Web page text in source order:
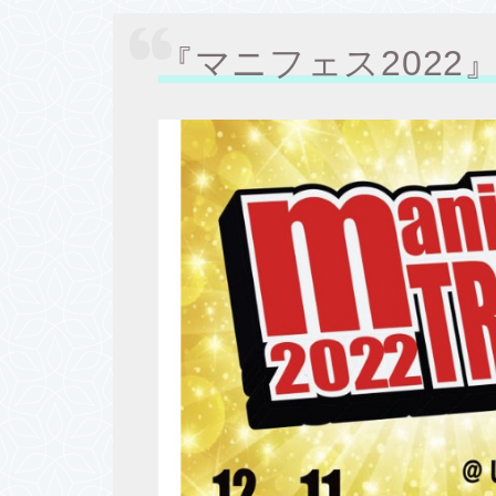
『マニフェス2022